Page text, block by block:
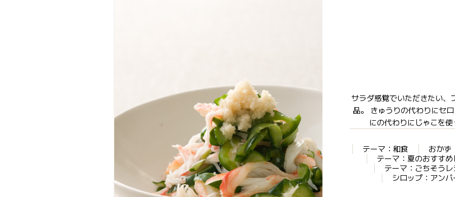
サラダ感覚でいただきたい、
品。 きゅうりの代わりにセ
にの代わりにじゃこを
テーマ：和食
おかず
テーマ：夏のおすす
テーマ：ごちそうレ
シロップ：アンバ